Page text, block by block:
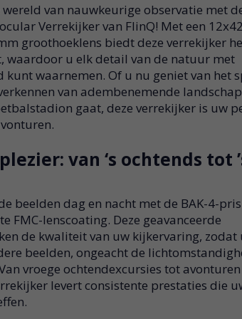
van nauwkeurige observatie met
Verrekijker van FlinQ! Met een
groothoeklens biedt deze verrekijker
waardoor u elk detail van de natuur met
kunt waarnemen. Of u nu geniet van het
van adembenemende
gaat, deze verrekijker is uw
van ‘s ochtends tot
beelden dag en nacht met de BAK-4-
FMC-lenscoating. Deze geavanceerde
de kwaliteit van uw kijkervaring,
beelden, ongeacht de
vroege ochtendexcursies tot
levert consistente prestaties die